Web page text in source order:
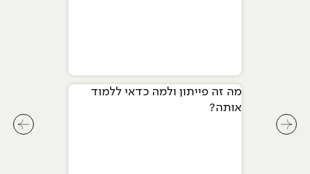
מה זה פייתון ולמה כדאי ללמוד
אותה?
לחץ לחץ לשיקופית קודמת בסליידר מאמרים